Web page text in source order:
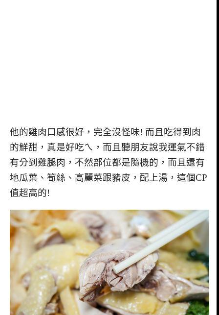
他的雞肉口感很好，完全沒怪味! 而且吃得到肉
的鮮甜，真是好吃ㄟ，而且聽朋友說我運氣不錯
有分到雞腿肉，不然部位都是隨機的，而且還有
地瓜葉、筍絲、高麗菜跟豬皮，配上湯，這個CP
值超高的!